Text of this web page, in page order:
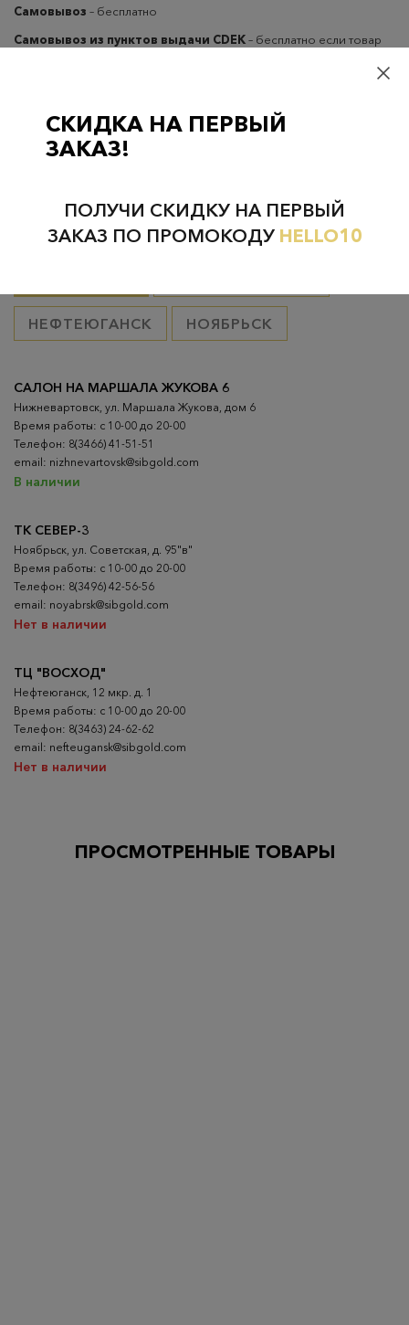
Самовывоз – бесплатно
Самовывоз из пунктов выдачи CDEK– бесплатно если товар
Проверьте наличие в магазинах
НЕФТЕЮГАНСК НОЯБРЬСК
ТК СЕВЕР-3
Ноябрьск, ул. Советская, д. 95"в"
Время работы: с 10-00 до 20-00
Телефон: 8(3496) 42-56-56
email: noyabrsk@sibgold.com
Нет в наличии
ТЦ "ВОСХОД"
Нефтеюганск, 12 мкр. д. 1
Время работы: с 10-00 до 20-00
Телефон: 8(3463) 24-62-62
email: nefteugansk@sibgold.com
Нет в наличии
САЛОН НА МАРШАЛА ЖУКОВА 6
Нижневартовск, ул. Маршала Жукова, дом 6
Время работы: с 10-00 до 20-00
Телефон: 8(3466) 41-51-51
email: nizhnevartovsk@sibgold.com
В наличии
ПРОСМОТРЕННЫЕ ТОВАРЫ
СКИДКА НА ПЕРВЫЙ
ЗАКАЗ!
ПОЛУЧИ СКИДКУ НА ПЕРВЫЙ
ЗАКАЗ ПО ПРОМОКОДУ HELLO10